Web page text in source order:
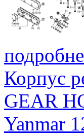
Корпус
GEAR
Yanmar